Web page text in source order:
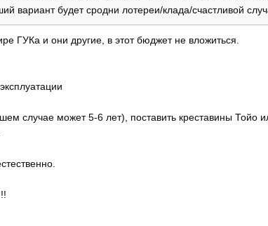
вариант будет сродни лотереи/клада/счастливой
ГУКа и они другие, в этот бюджет не вложиться.
случае может 5-6 лет), поставить креставины